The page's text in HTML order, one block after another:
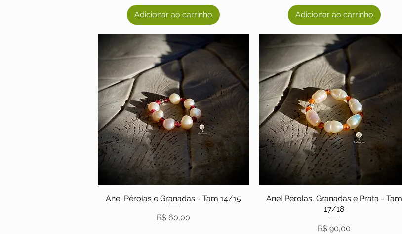
Adicionar ao carrinho Adicionar ao carrinho
Anel Pérolas e Granadas - Tam 14/15
Preço
R$ 60,00
Anel Pérolas, Granadas e Prata - Tam
17/18
Preço
R$ 90,00